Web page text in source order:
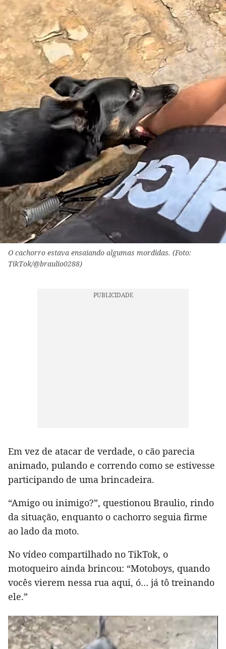
O cachorro estava ensaiando algumas mordidas. (Foto:
TikTok/@braulio0288)
Em vez de atacar de verdade, o cão parecia
animado, pulando e correndo como se estivesse
participando de uma brincadeira.
“Amigo ou inimigo?”, questionou Braulio, rindo
da situação, enquanto o cachorro seguia firme
ao lado da moto.
No vídeo compartilhado no TikTok, o
motoqueiro ainda brincou: “Motoboys, quando
vocês vierem nessa rua aqui, ó… já tô treinando
ele.”